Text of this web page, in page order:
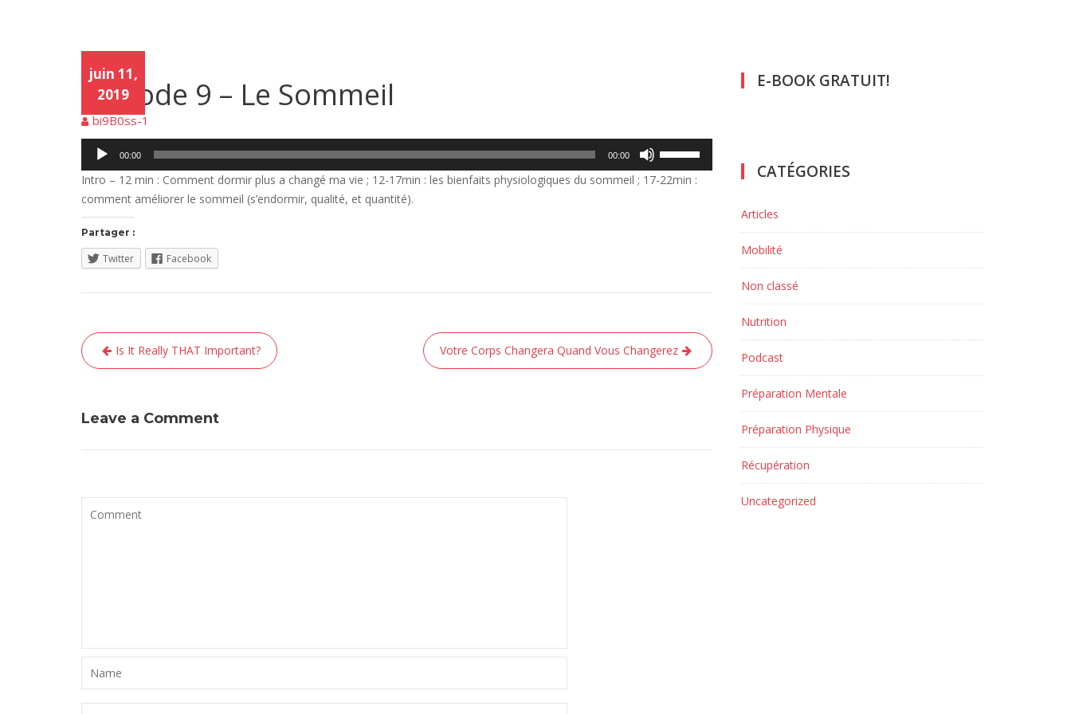
Podc
ast
juin 11,
2019
Episode 9 – Le Sommeil
bi9B0ss-1
Lecteur
00:00 00:00
flèches
Intro – 12 min : Comment dormir plus a changé ma vie ; 12-17min : les bienfaits physiologiques du sommeil ; 17-22min :
comment améliorer le sommeil (s’endormir, qualité, et quantité).
Partager :
Twitter Facebook
Navigation
de
Is It Really THAT Important? Votre Corps Changera Quand Vous Changerez
Leave a Comment
E-BOOK GRATUIT!
CATÉGORIES
Articles
Mobilité
Non classé
Nutrition
Podcast
Préparation Mentale
Préparation Physique
Récupération
Uncategorized